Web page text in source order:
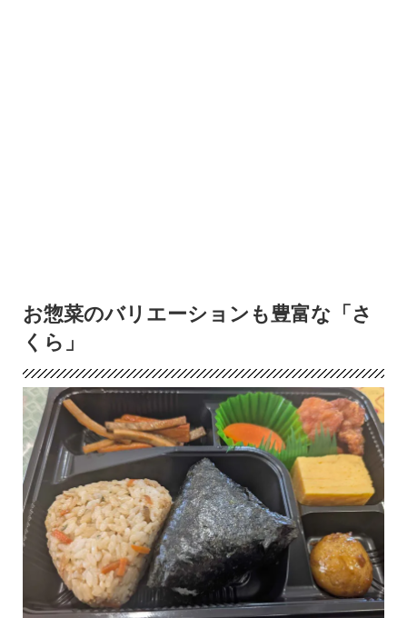
お惣菜のバリエーションも豊富な「さ
くら」